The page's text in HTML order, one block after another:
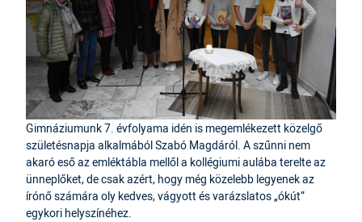
Gimnáziumunk 7. évfolyama idén is megemlékezett közelgő
születésnapja alkalmából Szabó Magdáról. A szűnni nem
akaró eső az emléktábla mellől a kollégiumi aulába terelte az
ünneplőket, de csak azért, hogy még közelebb legyenek az
írónő számára oly kedves, vágyott és varázslatos „ókút”
egykori helyszínéhez.